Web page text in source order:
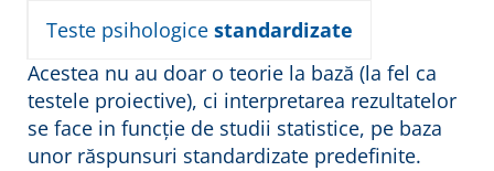
Teste psihologice standardizate
Acestea nu au doar o teorie la bază (la fel ca
testele proiective), ci interpretarea rezultatelor
se face in funcție de studii statistice, pe baza
unor răspunsuri standardizate predefinite.